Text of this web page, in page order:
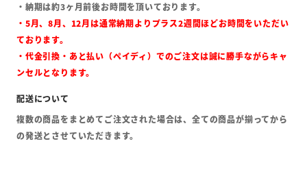
・納期は約3ヶ月前後お時間を頂いております。
・5月、8月、12月は通常納期よりプラス2週間ほどお時間をいただい
ております。
・代金引換・あと払い（ペイディ）でのご注文は誠に勝手ながらキャ
ンセルとなります。
複数の商品をまとめてご注文された場合は、全ての商品が揃ってから
の発送とさせていただきます。